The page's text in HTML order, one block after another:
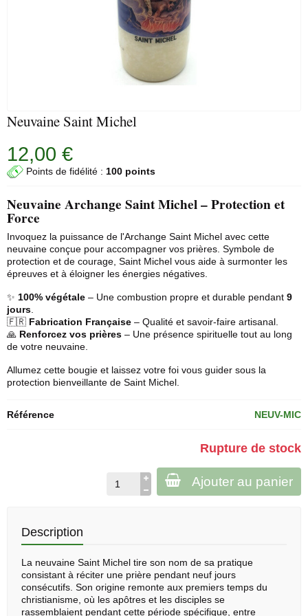
Neuvaine Saint Michel
12,00 €
Points de fidélité : 100 points
Neuvaine Archange Saint Michel – Protection et
Force
Invoquez la puissance de l'Archange Saint Michel avec cette
neuvaine conçue pour accompagner vos prières. Symbole de
protection et de courage, Saint Michel vous aide à surmonter les
épreuves et à éloigner les énergies négatives.
✨ 100% végétale – Une combustion propre et durable pendant 9
jours
🇫🇷 Fabrication Française – Qualité et savoir-faire artisanal.
🙏 Renforcez vos prières – Une présence spirituelle tout au long
de votre neuvaine.
Allumez cette bougie et laissez votre foi vous guider sous la
protection bienveillante de Saint Michel.
Référence NEUV-MIC
Rupture de stock
Ajouter au panier
Description
La neuvaine Saint Michel tire son nom de sa pratique
consistant à réciter une prière pendant neuf jours
consécutifs. Son origine remonte aux premiers temps du
christianisme, où les apôtres et les disciples se
rassemblaient pendant cette période spécifique, entre